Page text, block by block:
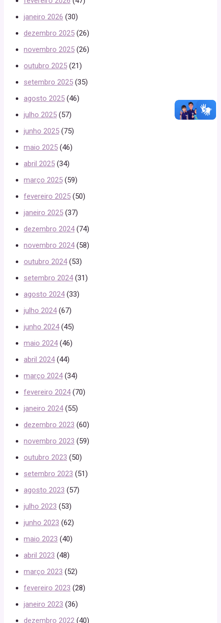
janeiro 2026 (30)
dezembro 2025 (26)
novembro 2025 (26)
outubro 2025 (21)
setembro 2025 (35)
agosto 2025 (46)
julho 2025 (57)
junho 2025 (75)
maio 2025 (46)
abril 2025 (34)
março 2025 (59)
fevereiro 2025 (50)
janeiro 2025 (37)
dezembro 2024(74)
novembro 2024(58)
outubro 2024(53)
setembro 2024(31)
agosto 2024(33)
julho 2024(67)
junho 2024(45)
maio 2024(46)
abril 2024(44)
março 2024(34)
fevereiro 2024(70)
janeiro 2024(55)
dezembro 2023 (60)
novembro 2023 (59)
outubro 2023 (50)
setembro 2023 (51)
agosto 2023 (57)
julho 2023 (53)
junho 2023 (62)
maio 2023 (40)
abril 2023 (48)
março 2023 (52)
fevereiro 2023 (28)
janeiro 2023 (36)
dezembro 2022 (40)